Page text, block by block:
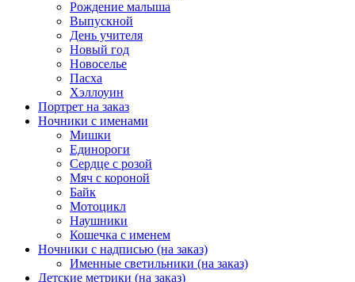
Рождение малыша
Выпускной
День учителя
Новый год
Новоселье
Пасха
Хэллоуин
Портрет на заказ
Ночники с именами
Мишки
Единороги
Сердце с розой
Мяч с короной
Байк
Мотоцикл
Наушники
Кошечка с именем
Ночники с надписью (на заказ)
Именные светильники (на заказ)
Детские метрики (на заказ)